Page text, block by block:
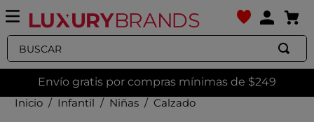
Buscar
Envío gratis por compras mínimas de $249
Infantil
Niñas Calzado